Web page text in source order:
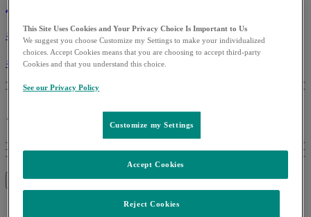
ルについて
キイトルーダ®の併用治療の特に注意すべき副作用
キイトルーダ の併用治療Q&A
キイトルーダ®について
このページのトピック一覧
This Site Uses Cookies and Your Privacy Choice Is Important to Us
We suggest you choose Customize my Settings to make your individualized
choices. Accept Cookies means that you are choosing to accept third-party
Cookies and that you understand this choice.
See our Privacy Policy
Customize my Settings
Reject Cookies
Accept Cookies